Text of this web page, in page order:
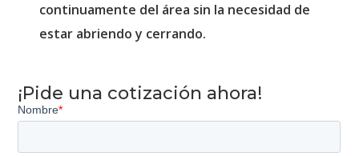
continuamente del área sin la necesidad de
estar abriendo y cerrando.
¡Pide una cotización ahora!